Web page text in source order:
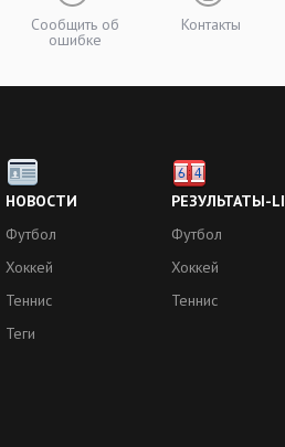
Сообщить об
ошибке
Контакты
НОВОСТИ
Футбол
Хоккей
Теннис
Теги
РЕЗУЛЬТАТЫ-
Футбол
Хоккей
Теннис